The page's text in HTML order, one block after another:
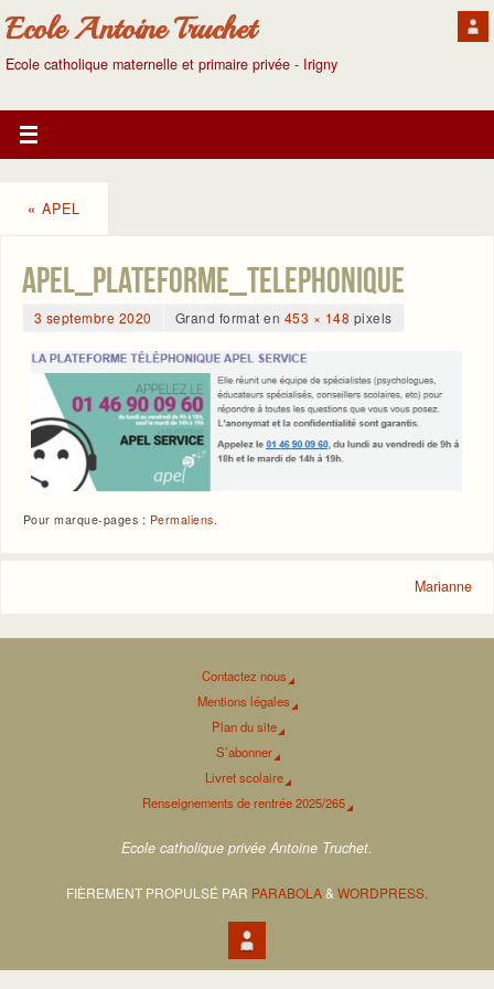
Ecole Antoine Truchet
Ecole catholique maternelle et primaire privée - Irigny
« APEL
APEL_Plateforme_telephonique
3 septembre 2020 Grand format en 453 × 148 pixels
Pour marque-pages : Permaliens
Marianne
Contactez nous
Mentions légales
Plan du site
S’abonner
Livret scolaire
Renseignements de rentrée 2025/265
Ecole catholique privée Antoine Truchet.
FIÈREMENT PROPULSÉ PAR PARABOLA& WORDPRESS.